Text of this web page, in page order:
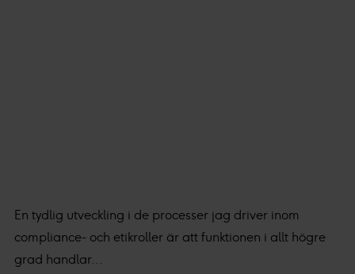
En tydlig utveckling i de processer jag driver inom
compliance- och etikroller är att funktionen i allt högre
grad handlar...